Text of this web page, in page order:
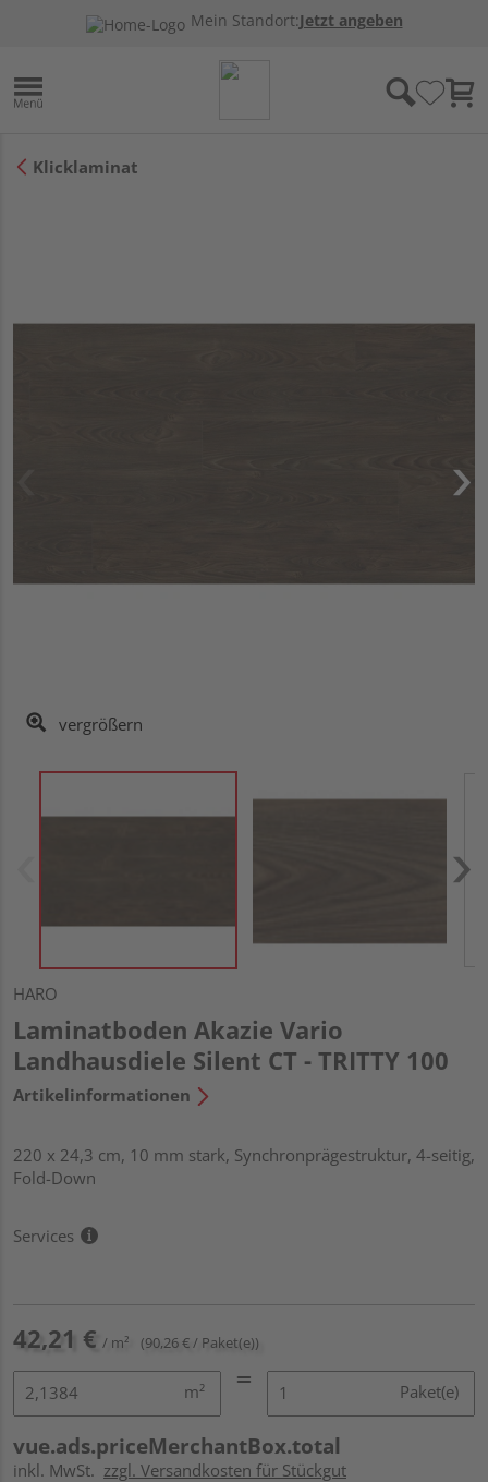
Mein Standort:Jetzt angeben
Klicklaminat
vergrößern
HARO
Laminatboden Akazie Vario
Landhausdiele Silent CT - TRITTY 100
Artikelinformationen
220 x 24,3 cm, 10 mm stark, Synchronprägestruktur, 4-seitig,
Fold-Down
Services
42,21 € / m² (90,26 € / Paket(e))
m² Paket(e)
vue.ads.priceMerchantBox.total
inkl. MwSt. zzgl. Versandkosten für Stückgut